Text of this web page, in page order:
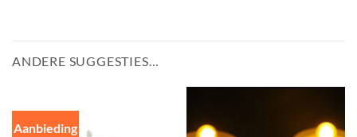
ANDERE SUGGESTIES…
Aanbieding